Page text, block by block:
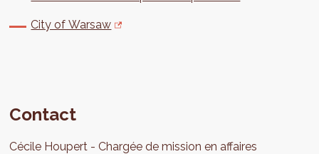
City of Warsaw
Contact
Cécile Houpert
Chargée de mission en affaires